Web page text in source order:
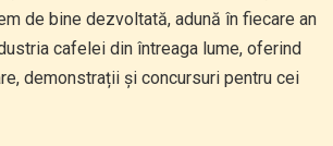
de bine dezvoltată, adună în fiecare an
cafelei din întreaga lume, oferind
demonstrații și concursuri pentru cei